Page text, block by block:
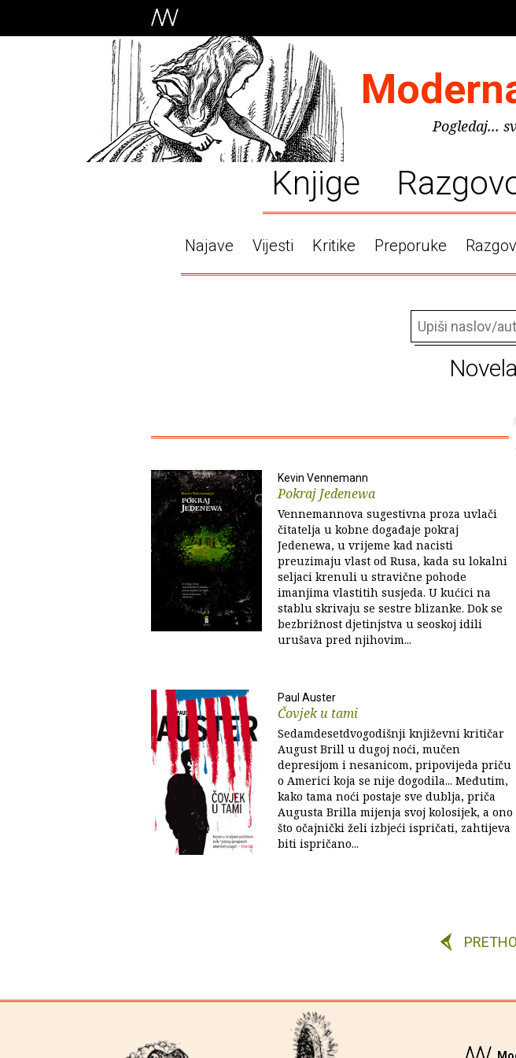
Pogledaj...
Knjige
Najave Vijesti Kritike Preporuke
Kevin Vennemann
Pokraj Jedenewa
Vennemannova sugestivna proza uvlači
čitatelja u kobne događaje pokraj
Jedenewa, u vrijeme kad nacisti
preuzimaju vlast od Rusa, kada su lokalni
seljaci krenuli u stravične pohode
imanjima vlastitih susjeda. U kućici na
stablu skrivaju se sestre blizanke. Dok se
bezbrižnost djetinjstva u seoskoj idili
urušava pred njihovim...
Paul Auster
Čovjek u tami
Sedamdesetdvogodišnji književni kritičar
August Brill u dugoj noći, mučen
depresijom i nesanicom, pripovijeda priču
o Americi koja se nije dogodila... Međutim,
kako tama noći postaje sve dublja, priča
Augusta Brilla mijenja svoj kolosijek, a ono
što očajnički želi izbjeći ispričati, zahtijeva
biti ispričano...